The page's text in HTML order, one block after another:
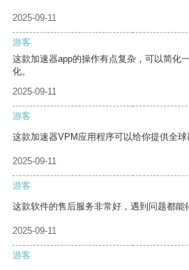
2025-09-11
游客
这款加速器app的操作有点复杂，可以简化
化。
2025-09-11
游客
这款加速器VPM应用程序可以给你提供全球
2025-09-11
游客
这款软件的售后服务非常好，遇到问题都能
2025-09-11
游客